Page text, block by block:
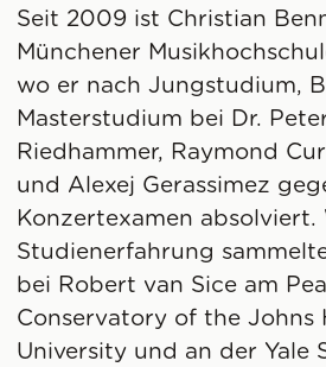
Seit 2009 ist Christian
Münchener
wo er nach Jungstudium,
Masterstudium bei Dr.
Riedhammer, Raymond
und Alexej Gerassimez
Konzertexamen absolviert.
Studienerfahrung
bei Robert van Sice am
Conservatory of the Johns
University und an der Yale